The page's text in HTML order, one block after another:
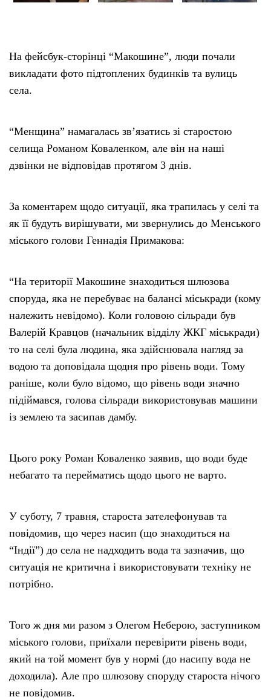
На фейсбук-сторінці “Макошине”, люди почали
викладати фото підтоплених будинків та вулиць
села.
“Менщина” намагалась зв’язатись зі старостою
селища Романом Коваленком, але він на наші
дзвінки не відповідав протягом 3 днів.
За коментарем щодо ситуації, яка трапилась у селі та
як її будуть вирішувати, ми звернулись до Менського
міського голови Геннадія Примакова:
“На території Макошине знаходиться шлюзова
споруда, яка не перебуває на балансі міськради (кому
належить невідомо). Коли головою сільради був
Валерій Кравцов (начальник відділу ЖКГ міськради)
то на селі була людина, яка здійснювала нагляд за
водою та доповідала щодня про рівень води. Тому
раніше, коли було відомо, що рівень води значно
підіймався, голова сільради використовував машини
із землею та засипав дамбу.
Цього року Роман Коваленко заявив, що води буде
небагато та перейматись щодо цього не варто.
У суботу, 7 травня, староста зателефонував та
повідомив, що через насип (що знаходиться на
“Індії”) до села не надходить вода та зазначив, що
ситуація не критична і використовувати техніку не
потрібно.
Того ж дня ми разом з Олегом Неберою, заступником
міського голови, приїхали перевірити рівень води,
який на той момент був у нормі (до насипу вода не
доходила). Але про шлюзову споруду староста нічого
не повідомив.